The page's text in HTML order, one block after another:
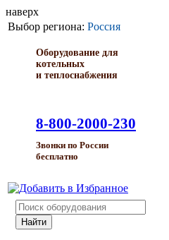
наверх
Выбор региона: Россия
Оборудование для
котельных
и теплоснабжения
8-800-2000-230
Звонки по России
бесплатно